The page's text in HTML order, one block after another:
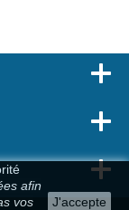
afin
vos
J'accepte